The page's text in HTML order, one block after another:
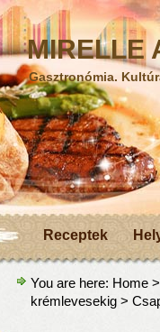
MIRELLE
Gasztronómia.
Receptek
You are here: Home
krémlevesekig >